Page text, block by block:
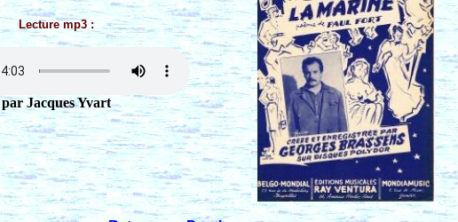
Lecture mp3 :
par Jacques Yvart